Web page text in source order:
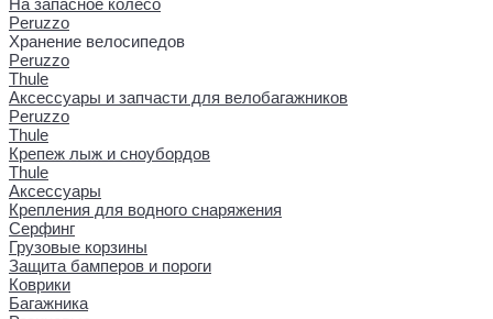
Peruzzo
Хранение велосипедов
Peruzzo
Thule
Аксессуары и запчасти для велобагажников
Peruzzo
Thule
Крепеж лыж и сноубордов
Thule
Аксессуары
Крепления для водного снаряжения
Серфинг
Грузовые корзины
Защита бамперов и пороги
Коврики
Багажника